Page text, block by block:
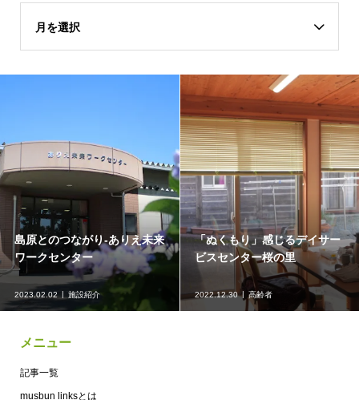
月を選択
イサー
様々な活動を通して地域と繋
がる！－れいんぼうワークス
2022.12.16
障害者支援施設に
う！
2022.12.02 施設紹介
メニュー
記事一覧
musbun linksとは